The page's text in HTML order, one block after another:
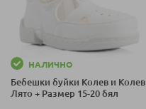
НАЛИЧНО
Бебешки буйки Колев и Колев
Лято + Размер 15-20 бял